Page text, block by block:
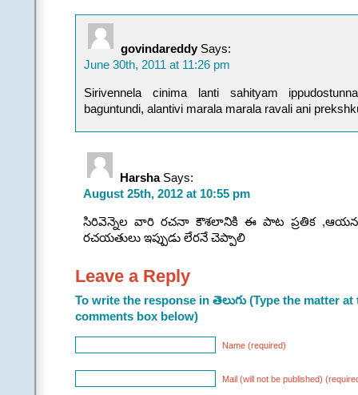
govindareddy Says:
June 30th, 2011 at 11:26 pm
Sirivennela cinima lanti sahityam
baguntundi, alantivi marala marala ravali ani
HarshaSays:
August 25th, 2012 at 10:55 pm
సిరివెన్నెల వారి రచనా కౌశలానికి ఈ పాట ప్రతిక
రచయతులు ఇప్పుడు లేరనే చెప్పాలి
Leave a Reply
To write the response in తెలుగు (Type the matter
comments box below)
Name (required)
Mail (will not be published)